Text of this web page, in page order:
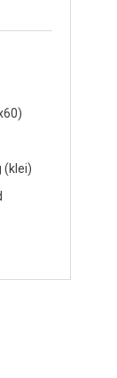
(klei)